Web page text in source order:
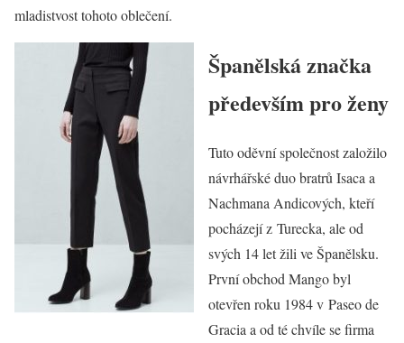
mladistvost tohoto oblečení.
Španělská značka
především pro ženy
Tuto oděvní společnost založilo
návrhářské duo bratrů Isaca a
Nachmana Andicových, kteří
pocházejí z Turecka, ale od
svých 14 let žili ve Španělsku.
První obchod Mango byl
otevřen roku 1984 v Paseo de
Gracia a od té chvíle se firma